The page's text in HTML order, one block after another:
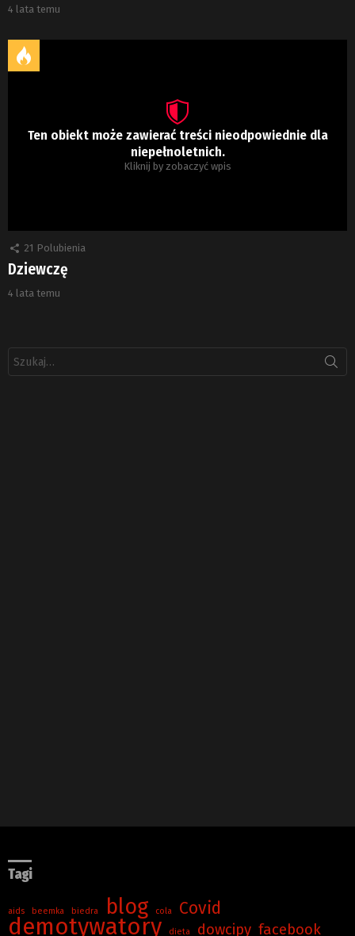
4 lata temu
Ten obiekt może zawierać treści nieodpowiednie dla
niepełnoletnich.
Kliknij by zobaczyć wpis
21 Polubienia
Dziewczę
4 lata temu
Tagi
aids beemka biedra blog cola Covid
demotywatory dieta dowcipy facebook